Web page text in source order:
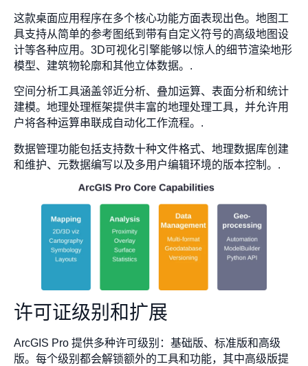
这款桌面应用程序在多个核心功能方面表现出色。地图工
具支持从简单的参考图纸到带有自定义符号的高级地图设
计等各种应用。3D可视化引擎能够以惊人的细节渲染地形
模型、建筑物轮廓和其他立体数据。.
空间分析工具涵盖邻近分析、叠加运算、表面分析和统计
建模。地理处理框架提供丰富的地理处理工具，并允许用
户将各种运算串联成自动化工作流程。.
数据管理功能包括支持数十种文件格式、地理数据库创建
和维护、元数据编写以及多用户编辑环境的版本控制。.
许可证级别和扩展
ArcGIS Pro 提供多种许可级别：基础版、标准版和高级
版。每个级别都会解锁额外的工具和功能，其中高级版提